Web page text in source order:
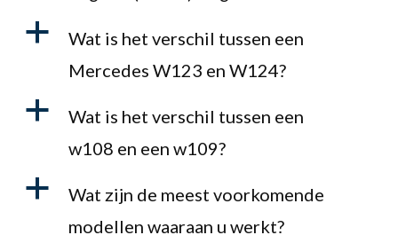
a
Wat is het verschil tussen een
Mercedes W123 en W124?
a
Wat is het verschil tussen een
w108 en een w109?
a
Wat zijn de meest voorkomende
modellen waaraan u werkt?